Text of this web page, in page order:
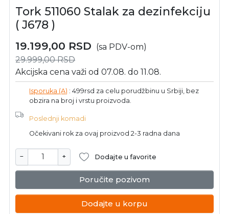
Tork 511060 Stalak za dezinfekciju
( J678 )
19.199,00 RSD (sa PDV-om)
29.999,00RSD
Akcijska cena važi od 07.08. do 11.08.
Isporuka (A) : 499rsd za celu porudžbinu u Srbiji, bez
obzira na broj i vrstu proizvoda.
Poslednji komadi
Očekivani rok za ovaj proizvod 2-3 radna dana
− + Dodajte u favorite
Poručite pozivom
Dodajte u korpu